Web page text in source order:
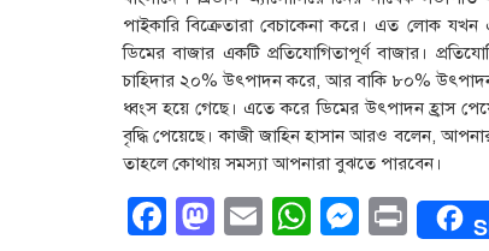
পাইকারি বিক্রেতারা বেচাকেনা করে। এত লোক
ডিমের বাজার একটি প্রতিযোগিতাপূর্ণ বাজার।
চাহিদার ২০% উৎপাদন করে, আর বাকি ৮০% উৎপাদন
ধ্বংস হয়ে গেছে। এতে করে ডিমের উৎপাদন হ্রাস
বৃদ্ধি পেয়েছে। কাজী জাহিন হাসান আরও বলেন,
তাহলে কোথায় সমস্যা আপনারা বুঝতে পারবেন।
Facebook
Mastodon
EmailWhatsApp
Print